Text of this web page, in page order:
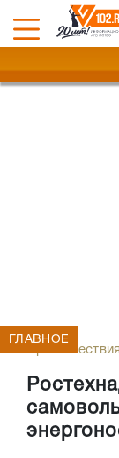
Происшествия
ГЛАВНОЕ